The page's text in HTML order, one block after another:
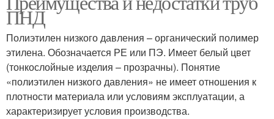
ПНД
Полиэтилен низкого давления – органический полимер
этилена. Обозначается РЕ или ПЭ. Имеет белый цвет
(тонкослойные изделия – прозрачны). Понятие
«полиэтилен низкого давления» не имеет отношения к
плотности материала или условиям эксплуатации, а
характеризирует условия производства.